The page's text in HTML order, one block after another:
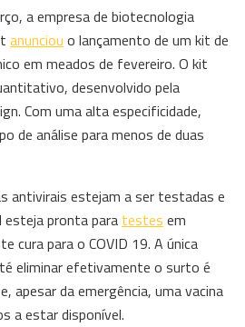
a empresa de biotecnologia
anunciou o lançamento de um kit de
em meados de fevereiro. O kit
desenvolvido pela
Com uma alta especificidade,
de análise para menos de duas
antivirais estejam a ser testadas e
esteja pronta para testes em
cura para o COVID 19. A única
eliminar efetivamente o surto é
apesar da emergência, uma vacina
a estar disponível.